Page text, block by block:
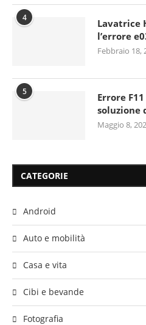
4
Lavatrice
l’errore
Febbraio 18,
5
Errore
soluzione
Maggio 8,
CATEGORIE
Android
Auto e mobilità
Casa e vita
Cibi e bevande
Fotografia